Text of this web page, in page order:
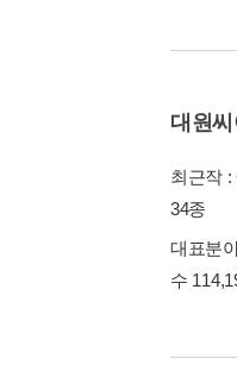
대원
최근작 :
34종
대표분
수